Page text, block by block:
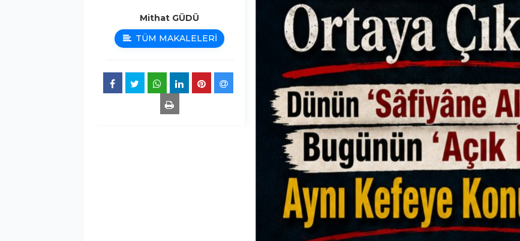
Mithat GÜDÜ
TÜM MAKALELERİ